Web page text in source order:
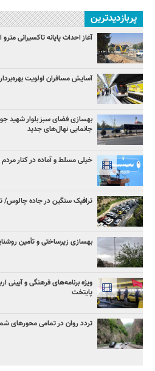
پربازدیدترین
آغاز احداث پایانه تاکسیرانی
آسایش مسافران اولویت
بهسازی فضای سبز بلوار شهید
جانمایی نهال‌های جدید
خیلی مسلط و آماده در کنار
ترافیک سنگین در جاده چالوس/
بهسازی زیرساختی و تأمین
ویژه برنامه‌های فرهنگی و آیینی
پایتخت
تردد روان در تمامی محورهای